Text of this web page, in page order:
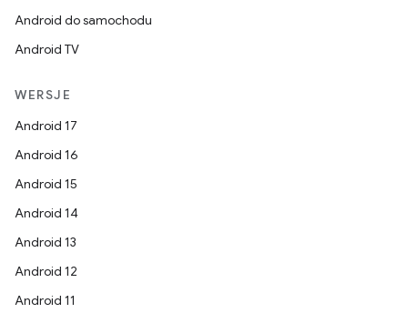
Android do samochodu
Android TV
WERSJE
Android 17
Android 16
Android 15
Android 14
Android 13
Android 12
Android 11